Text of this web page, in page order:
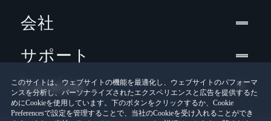
このサイトは、ウェブサイトの機能を最適化し、ウェブサイトのパフォーマ
ンスを分析し、パーソナライズされたエクスペリエンスと広告を提供するた
めにCookieを使用しています。下のボタンをクリックするか、Cookie
Preferencesで設定を管理することで、当社のCookieを受け入れることができ
会社
サポート
Location